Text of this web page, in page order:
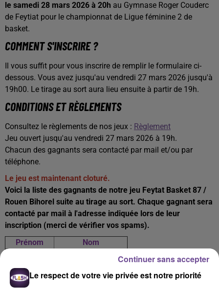
le samedi 28 mars 2026 à 20h au Gymnase Roger Couderc
de Feytiat pour le championnat de Ligue féminine 2 de
basket.
COMMENT S'INSCRIRE ?
Il vous suffit pour vous inscrire de remplir le formulaire ci-
dessous. Vous avez jusqu'au vendredi 27 mars 2026 jusqu'à
19h00. Le tirage au sort aura lieu ensuite à partir de 19h.
CONDITIONS ET RÈGLEMENTS
Consultez le règlements de nos jeux : Règlement
Jeu ouvert jusqu'au vendredi 27 mars 2026 à 19h.
Chacun des gagnants sera contacté par mail et/ou par
téléphone.
Le jeu est maintenant cloturé.
Voici la liste des gagnants de notre jeu Feytat Basket 87 /
Rouen Bihorel suite au tirage au sort. Chaque gagnant sera
contacté par mail à l'adresse indiquée lors de leur
inscription (merci de vérifier vos spams).
Prénom
Nom
Marlène
Damien
COMBLEZ
Le respect de votre vie privée est notre priorité
Continuer sans accepter